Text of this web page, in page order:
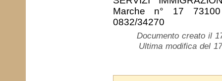
Marche n° 17
0832/34270
Documento creato il
Ultima modifica del